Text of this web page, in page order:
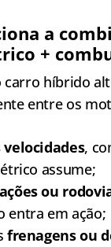
a
+
carro híbrido
entre os
velocidades,
assume;
ou
entra em ação;
frenagens ou